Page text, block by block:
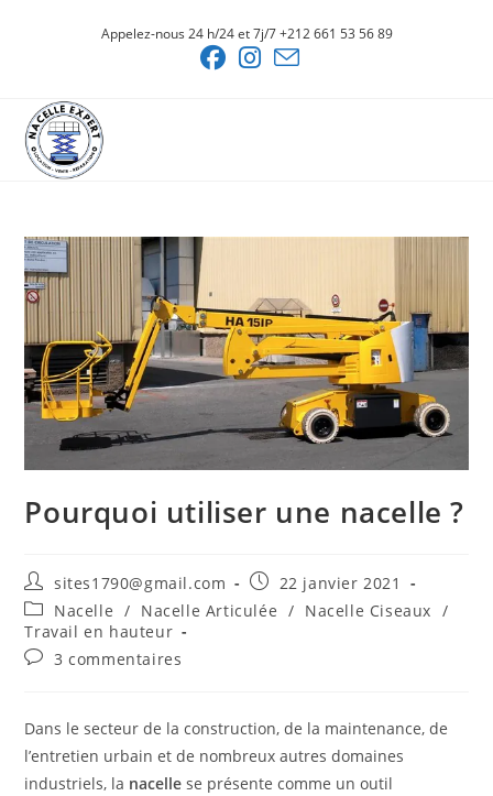
Appelez-nous 24 h/24 et 7j/7 +212 661 53 56 89
Pourquoi utiliser une nacelle ?
Auteur/autrice
de
la
publication :
sites1790@gmail.com
Publication
publiée :
22 janvier 2021
Post
category:
Nacelle / Nacelle Articulée / Nacelle Ciseaux /
Travail en hauteur
Commentaires
publication :
3 commentaires
Dans le secteur de la construction, de la maintenance, de
l’entretien urbain et de nombreux autres domaines
industriels, la nacelle se présente comme un outil